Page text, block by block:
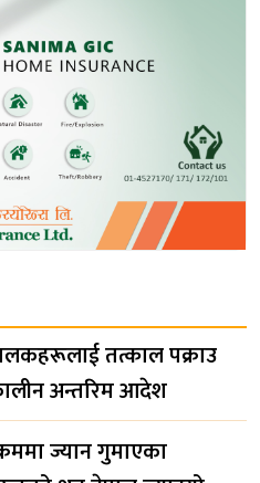
तत्काल पक्राउ
अन्तरिम आदेश
ज्यान गुमाएका